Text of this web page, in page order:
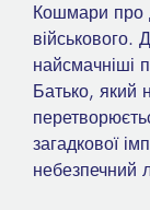
Кошмари про
військового.
найсмачніші
Батько, який
загадкової
небезпечний